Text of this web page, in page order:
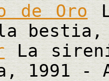
de Oro
bestia,
La
1991 -